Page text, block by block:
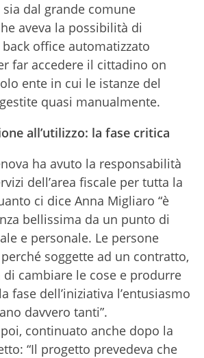
sia dal grande comune
aveva la possibilità di
office automatizzato
far accedere il cittadino on
ente in cui le istanze del
quasi manualmente.
all’utilizzo: la fase critica
ha avuto la responsabilità
dell’area fiscale per tutta la
ci dice Anna Migliaro “è
bellissima da un punto di
e personale. Le persone
soggette ad un contratto,
cambiare le cose e produrre
fase dell’iniziativa l’entusiasmo
davvero tanti”.
poi, continuato anche dopo la
“Il progetto prevedeva che